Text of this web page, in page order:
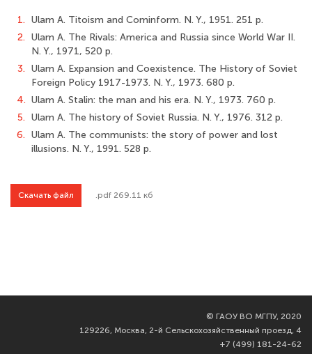
1. Ulam A. Titoism and Cominform. N. Y., 1951. 251 p.
2. Ulam A. The Rivals: America and Russia since World War II.
N. Y., 1971, 520 p.
3. Ulam A. Expansion and Coexistence. The History of Soviet
Foreign Policy 1917-1973. N. Y., 1973. 680 p.
4. Ulam A. Stalin: the man and his era. N. Y., 1973. 760 p.
5. Ulam A. The history of Soviet Russia. N. Y., 1976. 312 p.
6. Ulam A. The communists: the story of power and lost
illusions. N. Y., 1991. 528 p.
Скачать файл .pdf 269.11 кб
© ГАОУ ВО МГПУ, 2020
129226, Москва, 2-й Сельскохозяйственный проезд, 4
+7 (499) 181-24-62